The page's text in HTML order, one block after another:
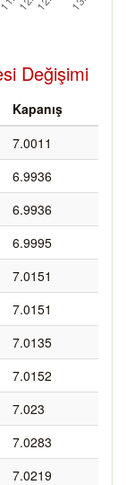
Değişimi
Kapanış
7.0011
6.9936
6.9936
6.9995
7.0151
7.0151
7.0135
7.0152
7.023
7.0283
7.0219